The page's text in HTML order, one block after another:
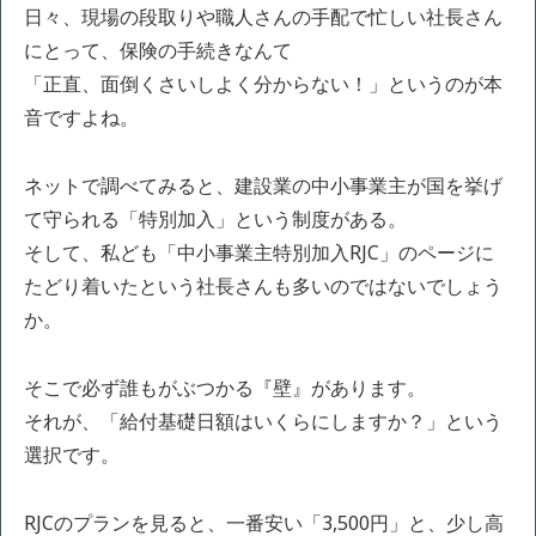
日々、現場の段取りや職人さんの手配で忙しい社長さん
にとって、保険の手続きなんて
「正直、面倒くさいしよく分からない！」というのが本
音ですよね。
ネットで調べてみると、建設業の中小事業主が国を挙げ
て守られる「特別加入」という制度がある。
そして、私ども「中小事業主特別加入RJC」のページに
たどり着いたという社長さんも多いのではないでしょう
か。
そこで必ず誰もがぶつかる『壁』があります。
それが、「給付基礎日額はいくらにしますか？」という
選択です。
RJCのプランを見ると、一番安い「3,500円」と、少し高